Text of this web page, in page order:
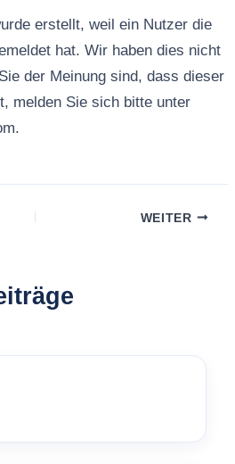
erstellt, weil ein Nutzer die
hat. Wir haben dies nicht
der Meinung sind, dass dieser
melden Sie sich bitte unter
WEITER